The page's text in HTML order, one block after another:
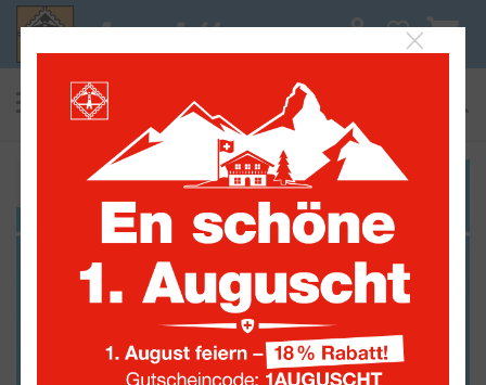
Alle Sammelwelten